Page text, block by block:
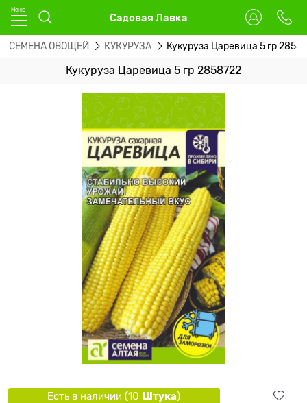
Садовая Лавка
СЕМЕНА ОВОЩЕЙ КУКУРУЗА Кукуруза Царевица 5 гр
Кукуруза Царевица 5 гр 2858722
Есть в наличии (10 Штука)